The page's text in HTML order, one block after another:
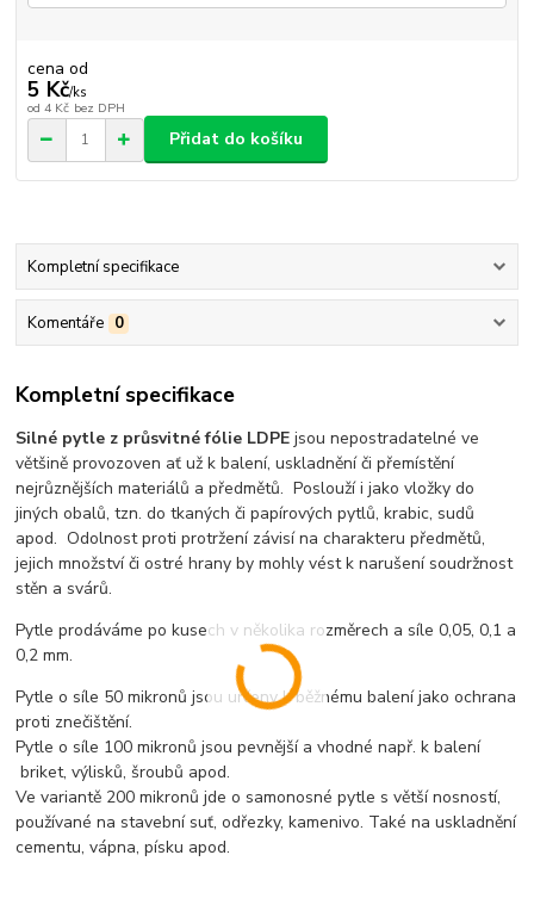
cena od
5 Kč/ks
od 4 Kč bez DPH
Přidat do košíku
Kompletní specifikace
Komentáře 0
Kompletní specifikace
Silné pytle z průsvitné fólie LDPEjsou nepostradatelné ve
většině provozoven ať už k balení, uskladnění či přemístění
nejrůznějších materiálů a předmětů. Poslouží i jako vložky do
jiných obalů, tzn. do tkaných či papírových pytlů, krabic, sudů
apod. Odolnost proti protržení závisí na charakteru předmětů,
jejich množství či ostré hrany by mohly vést k narušení soudržnost
stěn a svárů.
Pytle prodáváme po kusech v několika rozměrech a síle 0,05, 0,1 a
0,2 mm.
Pytle o síle 50 mikronů jsou určeny k běžnému balení jako ochrana
proti znečištění.
Pytle o síle 100 mikronů jsou pevnější a vhodné např. k balení
briket, výlisků, šroubů apod.
Ve variantě 200 mikronů jde o samonosné pytle s větší nosností,
používané na stavební suť, odřezky, kamenivo. Také na uskladnění
cementu, vápna, písku apod.